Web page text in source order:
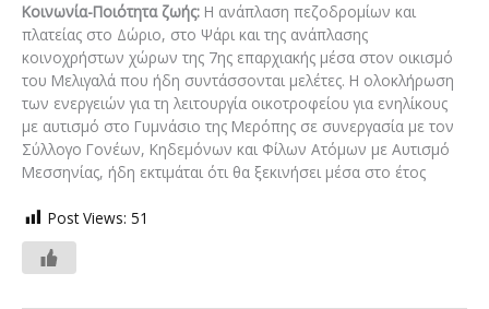
Κοινωνία-Ποιότητα ζωής: Η ανάπλαση πεζοδρομίων και
πλατείας στο Δώριο, στο Ψάρι και της ανάπλασης
κοινοχρήστων χώρων της 7ης επαρχιακής μέσα στον οικισμό
του Μελιγαλά που ήδη συντάσσονται μελέτες. Η ολοκλήρωση
των ενεργειών για τη λειτουργία οικοτροφείου για ενηλίκους
με αυτισμό στο Γυμνάσιο της Μερόπης σε συνεργασία με τον
Σύλλογο Γονέων, Κηδεμόνων και Φίλων Ατόμων με Αυτισμό
Μεσσηνίας, ήδη εκτιμάται ότι θα ξεκινήσει μέσα στο έτος
Post Views: 51